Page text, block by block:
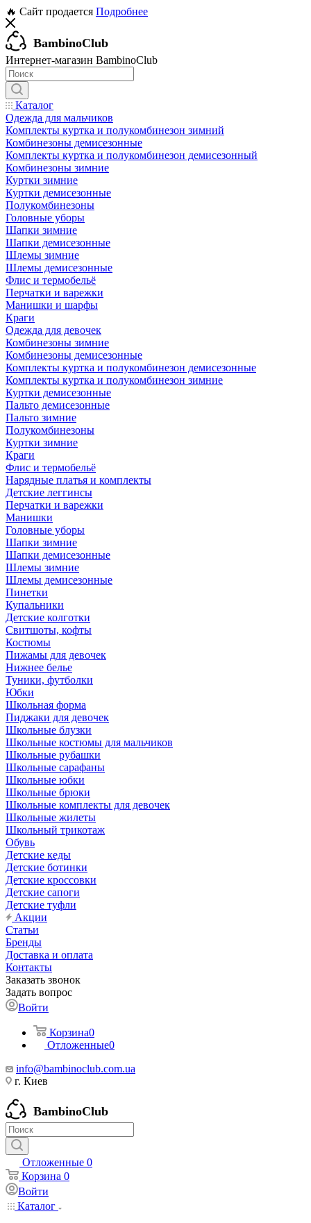
🔥 Сайт продается Подробнее
BambinoClub
Интернет-магазин BambinoClub
Каталог
Одежда для мальчиков
Комплекты куртка и полукомбинезон зимний
Комбинезоны демисезонные
Комплекты куртка и полукомбинезон демисезонный
Комбинезоны зимние
Куртки зимние
Куртки демисезонные
Полукомбинезоны
Головные уборы
Шапки зимние
Шапки демисезонные
Шлемы зимние
Шлемы демисезонные
Флис и термобельё
Перчатки и варежки
Манишки и шарфы
Краги
Одежда для девочек
Комбинезоны зимние
Комбинезоны демисезонные
Комплекты куртка и полукомбинезон демисезонные
Комплекты куртка и полукомбинезон зимние
Куртки демисезонные
Пальто демисезонные
Пальто зимние
Полукомбинезоны
Куртки зимние
Краги
Флис и термобельё
Нарядные платья и комплекты
Детские леггинсы
Перчатки и варежки
Манишки
Головные уборы
Шапки зимние
Шапки демисезонные
Шлемы зимние
Шлемы демисезонные
Пинетки
Купальники
Детские колготки
Свитшоты, кофты
Костюмы
Пижамы для девочек
Нижнее белье
Туники, футболки
Юбки
Школьная форма
Пиджаки для девочек
Школьные блузки
Школьные костюмы для мальчиков
Школьные рубашки
Школьные сарафаны
Школьные юбки
Школьные брюки
Школьные комплекты для девочек
Школьные жилеты
Школьный трикотаж
Обувь
Детские кеды
Детские ботинки
Детские кроссовки
Детские сапоги
Детские туфли
Акции
Статьи
Бренды
Доставка и оплата
Контакты
Заказать звонок
Задать вопрос
Войти
Корзина0
Отложенные0
info@bambinoclub.com.ua
г. Киев
BambinoClub
Отложенные 0
Корзина 0
Войти
Каталог